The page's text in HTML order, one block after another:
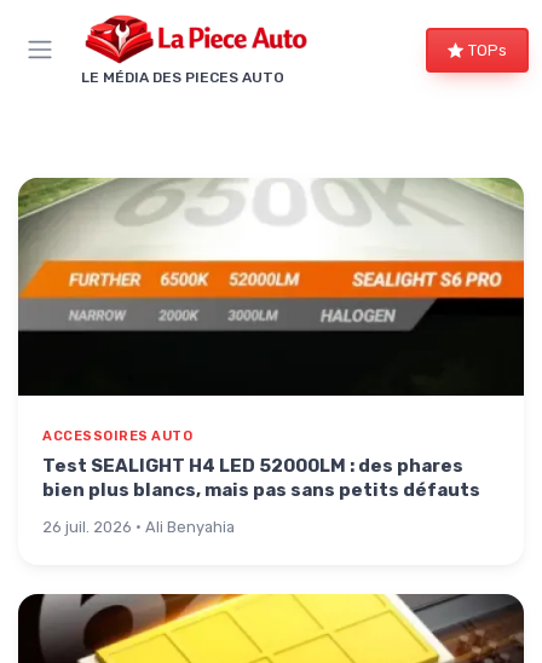
LE MÉDIA DES PIECES AUTO
TOPs
ACCESSOIRES AUTO
Test SEALIGHT H4 LED 52000LM : des phares
bien plus blancs, mais pas sans petits défauts
26 juil. 2026 · Ali Benyahia
Panneau de gestion des cookies